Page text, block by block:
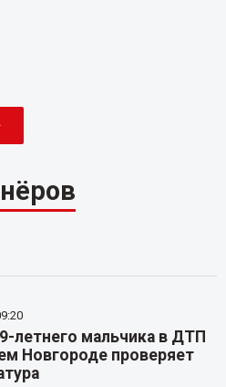
летнего мальчика в ДТП
Новгороде проверяет